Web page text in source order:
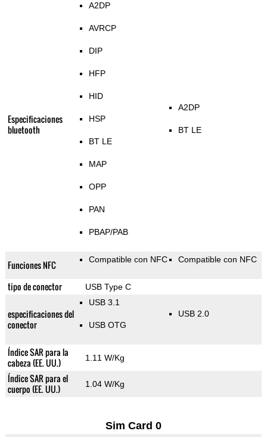
Especificaciones
bluetooth
A2DP
AVRCP
DIP
HFP
HID
HSP
BT LE
MAP
OPP
PAN
PBAP/PAB
A2DP
BT LE
Funciones NFC Compatible con NFC Compatible con NFC
tipo de conector USB Type C
especificaciones del
conector
USB 3.1
USB OTG
USB 2.0
Índice SAR para la
cabeza (EE. UU.)
1.11 W/Kg
Índice SAR para el
cuerpo (EE. UU.)
1.04 W/Kg
Sim Card 0